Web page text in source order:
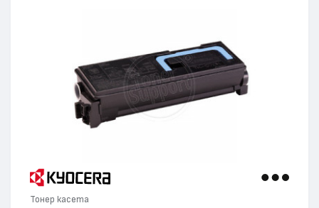
Тонер касета